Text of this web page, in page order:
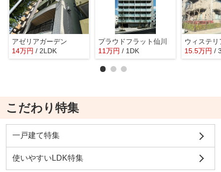
アゼリアガーデン
14万円 / 2LDK
プラウドフラット仙川
11万円 / 1DK
ウィステリ
15.5万円 /
こだわり特集
一戸建て特集
使いやすいLDK特集